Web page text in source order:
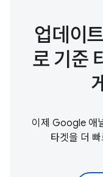
업데이
로 기준
이제 Google 애
타겟을 더